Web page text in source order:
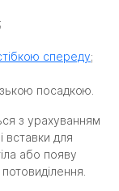
спереду;
посадкою.
з урахуванням
вставки для
або появу